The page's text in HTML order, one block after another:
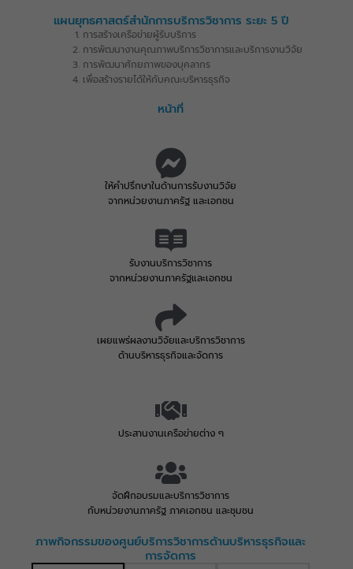
แผนยุทธศาสตร์สำนักการบริการวิชาการ ระยะ 5 ปี
การสร้างเครือข่ายผู้รับบริการ
การพัฒนางานคุณภาพบริการวิชาการและบริการงานวิจัย
การพัฒนาศักยภาพของบุคลากร
เพื่อสร้างรายได้ให้กับคณะบริหารธุรกิจ
หน้าที่
ให้คำปรึกษาในด้านการรับงานวิจัย
จากหน่วยงานภาครัฐ และเอกชน
รับงานบริการวิชาการ
จากหน่วยงานภาครัฐและเอกชน
เผยแพร่ผลงานวิจัยและบริการวิชาการ
ด้านบริหารธุรกิจและจัดการ
ประสานงานเครือข่ายต่าง ๆ
จัดฝึกอบรมและบริการวิชาการ
กับหน่วยงานภาครัฐ ภาคเอกชน และชุมชน
ภาพกิจกรรมของศูนย์บริการวิชาการด้านบริหารธุรกิจและ
การจัดการ